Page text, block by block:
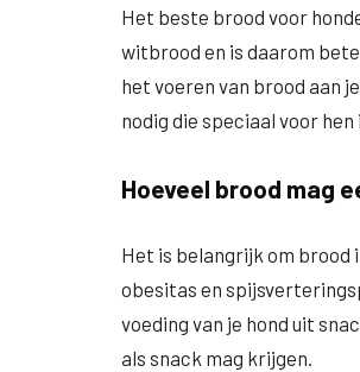
Het beste brood voor
witbrood en is daarom
het voeren van brood aan
nodig die speciaal voor
Hoeveel brood mag
Het is belangrijk om brood
obesitas en
voeding van je hond uit
als snack mag krijgen.